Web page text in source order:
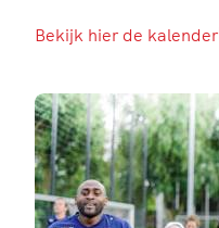
Bekijk hier de kalender